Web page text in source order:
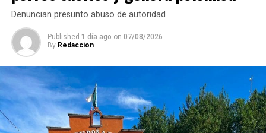
Denuncian presunto abuso de autoridad
Published 1 día ago on 07/08/2026
By Redaccion